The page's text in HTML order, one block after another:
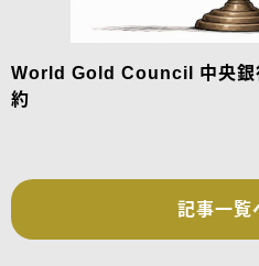
World Gold Council 中央銀
約
記事一覧